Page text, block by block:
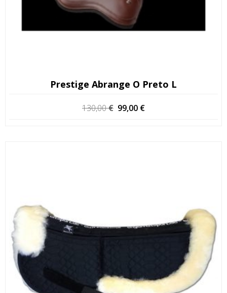
Prestige Abrange O Preto L
130,00€ O
99,00 €